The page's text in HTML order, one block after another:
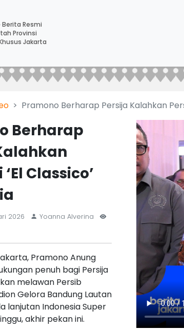
Resmi
Provinsi
Jakarta
Pramono Berharap Persija Kalahkan
Berharap
Classico’
2026
Yoanna Alverina
Pramono Anung
penuh bagi Persija
melawan Persib
Gelora Bandung Lautan
lanjutan Indonesia Super
akhir pekan ini.